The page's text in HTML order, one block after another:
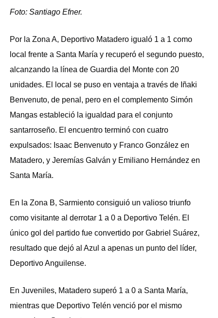
Foto: Santiago Efner.
Por la Zona A, Deportivo Matadero igualó 1 a 1 como
local frente a Santa María y recuperó el segundo puesto,
alcanzando la línea de Guardia del Monte con 20
unidades. El local se puso en ventaja a través de Iñaki
Benvenuto, de penal, pero en el complemento Simón
Mangas estableció la igualdad para el conjunto
santarroseño. El encuentro terminó con cuatro
expulsados: Isaac Benvenuto y Franco González en
Matadero, y Jeremías Galván y Emiliano Hernández en
Santa María.
En la Zona B, Sarmiento consiguió un valioso triunfo
como visitante al derrotar 1 a 0 a Deportivo Telén. El
único gol del partido fue convertido por Gabriel Suárez,
resultado que dejó al Azul a apenas un punto del líder,
Deportivo Anguilense.
En Juveniles, Matadero superó 1 a 0 a Santa María,
mientras que Deportivo Telén venció por el mismo